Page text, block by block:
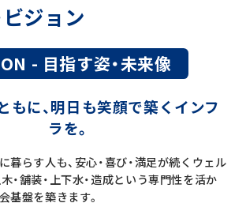
ビジョン
- 目指す姿・未来像
に、明日も笑顔で築くインフ
ラを。
暮らす人も、安心・喜び・満足が続くウェル
・舗装・上下水・造成という専門性を活か
基盤を築きます。